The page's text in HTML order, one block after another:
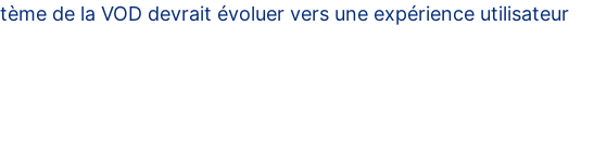
de la VOD devrait évoluer vers une expérience utilisateur